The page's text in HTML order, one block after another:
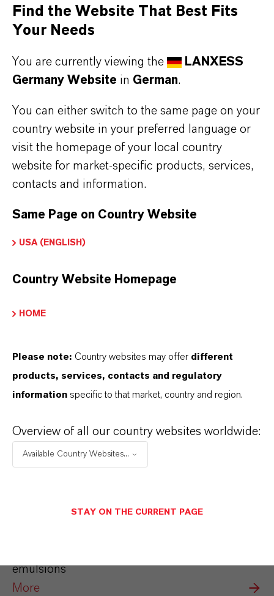
lösemittelbasierte Formulierungen
Mehr
Schützen Sie Ihren Schiffsanstrich und die
Mehr
emulsions
More
Find the Website That Best Fits
Your Needs
You are currently viewing the
LANXESS
Germany Website in German.
You can either switch to the same page on your
country website in your preferred language or
visit the homepage of your local country
website for market-specific products, services,
contacts and information.
Same Page on Country Website
USA (ENGLISH)
Country Website Homepage
HOME
Please note: Country websites may offer different
products, services, contacts and regulatory
information specific to that market, country and region.
Overview of all our country websites worldwide:
Available Country Websites...
STAY ON THE CURRENT PAGE